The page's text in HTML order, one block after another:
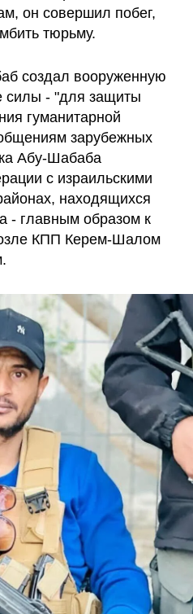
он совершил побег,
тюрьму.
создал вооруженную
силы - "для защиты
гуманитарной
зарубежных
Абу-Шабаба
с израильскими
находящихся
- главным образом к
КПП Керем-Шалом